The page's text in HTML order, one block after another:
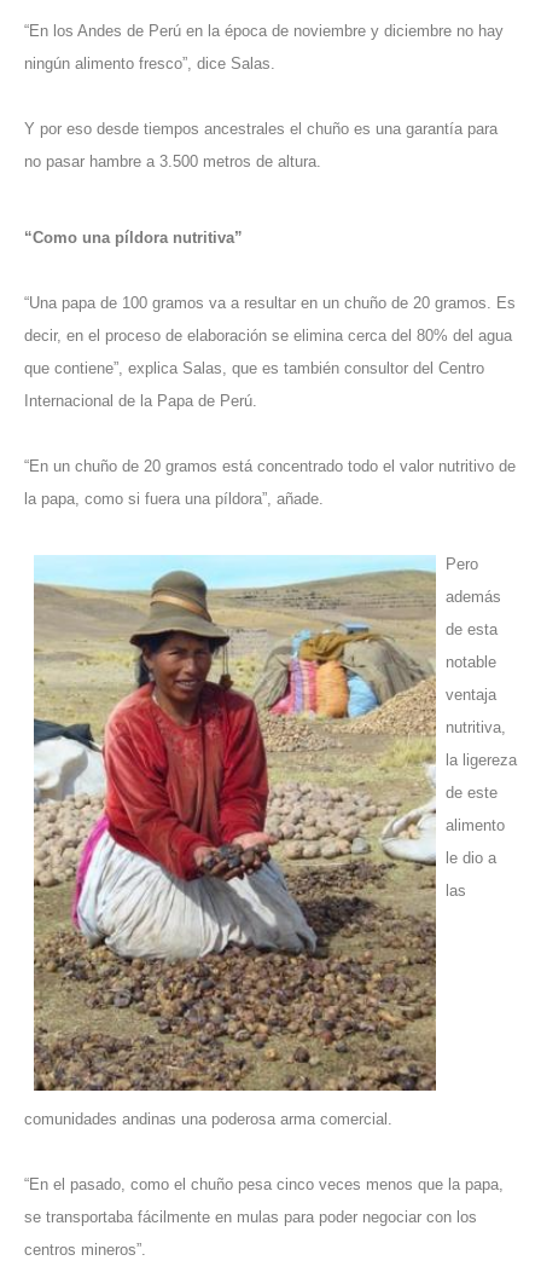
“En los Andes de Perú en la época de noviembre y diciembre no hay
ningún alimento fresco”, dice Salas.
Y por eso desde tiempos ancestrales el chuño es una garantía para
no pasar hambre a 3.500 metros de altura.
“Como una píldora nutritiva”
“Una papa de 100 gramos va a resultar en un chuño de 20 gramos. Es
decir, en el proceso de elaboración se elimina cerca del 80% del agua
que contiene”, explica Salas, que es también consultor del Centro
Internacional de la Papa de Perú.
“En un chuño de 20 gramos está concentrado todo el valor nutritivo de
la papa, como si fuera una píldora”, añade.
Pero
además
de esta
notable
ventaja
nutritiva,
la ligereza
de este
alimento
le dio a
las
comunidades andinas una poderosa arma comercial.
“En el pasado, como el chuño pesa cinco veces menos que la papa,
se transportaba fácilmente en mulas para poder negociar con los
centros mineros”.